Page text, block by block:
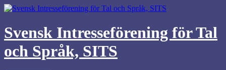
Svensk Intresseförening för Tal
och Språk, SITS